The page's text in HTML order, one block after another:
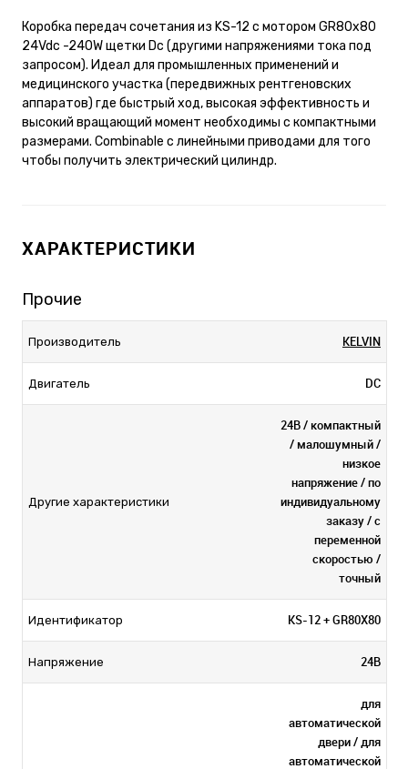
Коробка передач сочетания из KS-12 с мотором GR80x80
24Vdc -240W щетки Dc (другими напряжениями тока под
запросом). Идеал для промышленных применений и
медицинского участка (передвижных рентгеновских
аппаратов) где быстрый ход, высокая эффективность и
высокий вращающий момент необходимы с компактными
размерами. Combinable с линейными приводами для того
чтобы получить электрический цилиндр.
ХАРАКТЕРИСТИКИ
Прочие
Производитель KELVIN
Двигатель DC
Другие характеристики
24В / компактный
/ малошумный /
низкое
напряжение / по
индивидуальному
заказу / с
переменной
скоростью /
точный
Идентификатор KS-12 + GR80X80
Напряжение 24В
для
автоматической
двери / для
автоматической